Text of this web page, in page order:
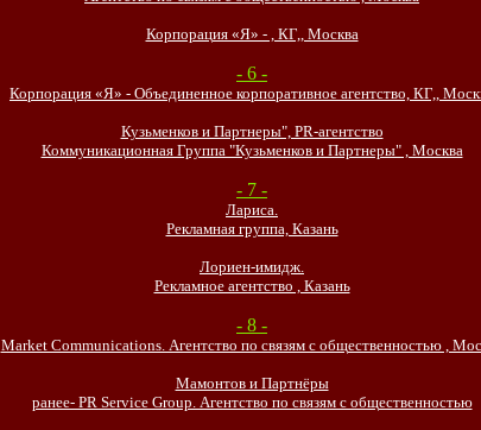
Корпорация «Я» - , КГ,, Москва
- 6 -
Корпорация «Я» - Объединенное корпоративное агентство, КГ,,
Кузьменков и Партнеры", PR-агентство
Коммуникационная Группа "Кузьменков и Партнеры" , Москва
- 7 -
Лариса.
Рекламная группа, Казань
Лориен-имидж.
Рекламное агентство , Казань
- 8 -
Market Communications. Агентство по связям с общественностью ,
Мамонтов и Партнёры
ранее- PR Service Group. Агентство по связям с общественностью